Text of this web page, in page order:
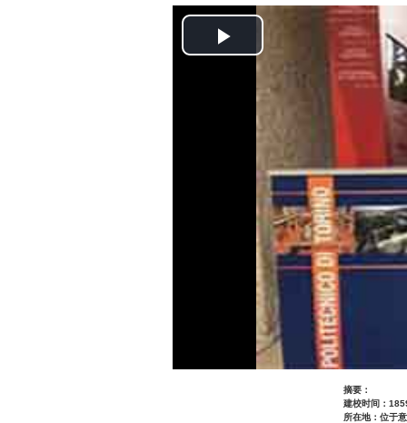
Play
Video
摘要：
建校时间：
所在地：位于